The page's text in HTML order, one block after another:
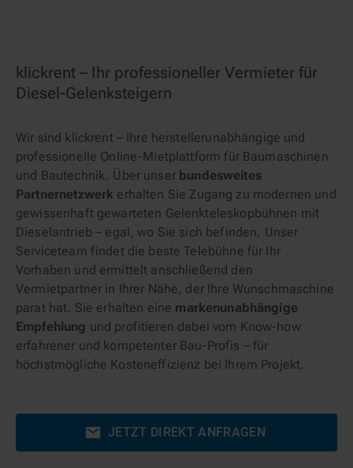
klickrent – Ihr professioneller Vermieter für
Diesel-Gelenksteigern
Wir sind klickrent – Ihre herstellerunabhängige und
professionelle Online-Mietplattform für Baumaschinen
und Bautechnik. Über unser bundesweites
Partnernetzwerk erhalten Sie Zugang zu modernen und
gewissenhaft gewarteten Gelenkteleskopbühnen mit
Dieselantrieb – egal, wo Sie sich befinden. Unser
Serviceteam findet die beste Telebühne für Ihr
Vorhaben und ermittelt anschließend den
Vermietpartner in Ihrer Nähe, der Ihre Wunschmaschine
parat hat. Sie erhalten eine markenunabhängige
Empfehlung und profitieren dabei vom Know-how
erfahrener und kompetenter Bau-Profis – für
höchstmögliche Kosteneffizienz bei Ihrem Projekt.
JETZT DIREKT ANFRAGEN